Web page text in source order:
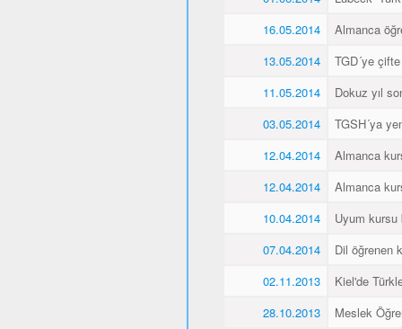
16.05.2014
Almanca
13.05.2014
TGD´ye
11.05.2014
Dokuz yıl
03.05.2014
TGSH´ya
12.04.2014
Almanca
12.04.2014
Almanca
10.04.2014
Uyum kursu
07.04.2014
Dil öğrenen
02.11.2013
Kiel'de
28.10.2013
Meslek